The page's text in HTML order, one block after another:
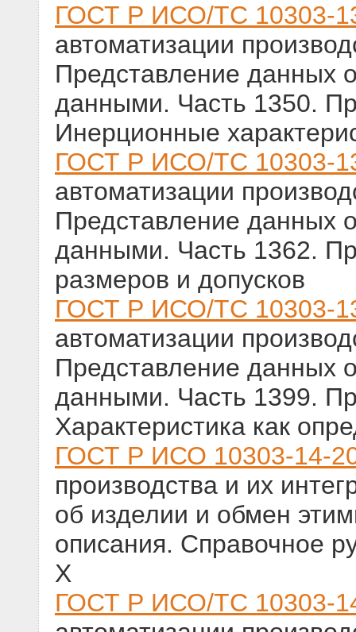
ГОСТ Р ИСО/ТС 10303-
автоматизации
Представление данных
данными. Часть 1350.
Инерционные
ГОСТ Р ИСО/ТС 10303-
автоматизации
Представление данных
данными. Часть 1362.
размеров и допусков
ГОСТ Р ИСО/ТС 10303-
автоматизации
Представление данных
данными. Часть 1399.
Характеристика как
ГОСТ Р ИСО 10303-14-
производства и их
об изделии и обмен
описания. Справочное
X
ГОСТ Р ИСО/ТС 10303-